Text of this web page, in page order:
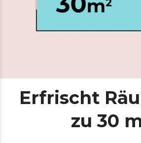
Erfrischt
zu 30